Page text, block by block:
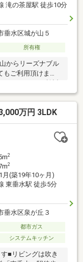
滝の茶屋駅 徒歩10分
垂水区城が山５
所有権
からリーズナブル
もご利用頂けま
ますので、ご検討
・サンディ東垂水
2分・スギ薬局東
東垂水小学校 徒
万円 3LDK
2
2
月(築19年10ヶ月)
東垂水駅 徒歩5分
垂水区泉が丘３
都市ガス
システムキッチン
■リビングは吹き